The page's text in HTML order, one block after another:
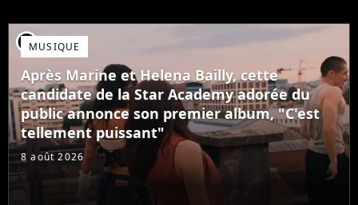
player2MUSIQUE
Après Marine et Helena Bailly, cette
candidate de la Star Academy adorée du
public annonce son premier album, "C'est
tellement puissant"
8 août 2026